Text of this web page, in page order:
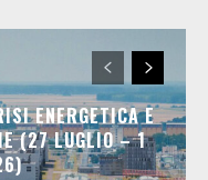
ENERGETICA E
(27 LUGLIO – 1